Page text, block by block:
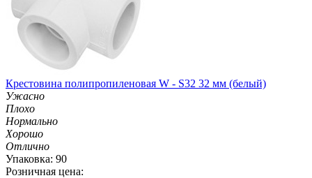
Крестовина полипропиленовая W - S32 32 мм (белый)
Ужасно
Плохо
Нормально
Хорошо
Отлично
Упаковка: 90
Розничная цена: